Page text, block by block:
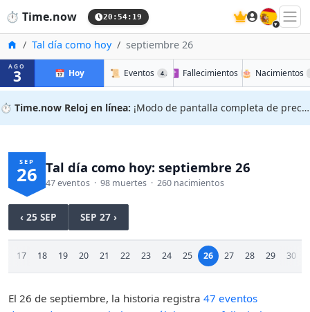
⏱️ Time.now 20:54:20 🇪🇸
InicioTal día como hoy septiembre 26
AGO
3 📅 Hoy 📜 Eventos 47 ✝️ Fallecimientos 98
🎂 Nacimientos
⏱️ Time.now Reloj en línea: ¡Modo de pantalla completa de precisión!
SEP
26 Tal día como hoy: septiembre 26
47 eventos · 98 muertes · 260 nacimientos
‹ 25 SEP SEP 27 ›
17 18 19 20 21 22 23 24 25 26 27 28 29 30
El 26 de septiembre, la historia registra 47 eventos